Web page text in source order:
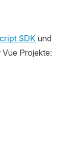
SDK und
Projekte: